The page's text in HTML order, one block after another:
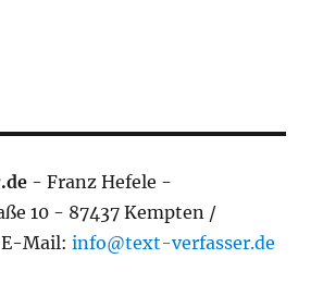
- Franz Hefele -
10 - 87437 Kempten /
E-Mail:info@text-verfasser.de